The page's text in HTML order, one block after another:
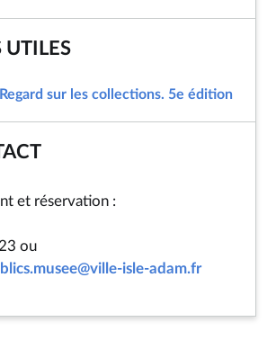
UTILES
sur les collections. 5e édition
et réservation :
ou
isle-adam.fr